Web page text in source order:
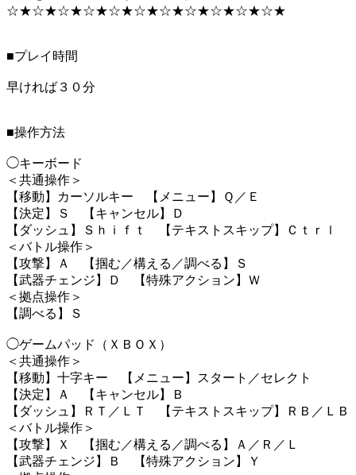
☆★☆★☆★☆★☆★☆★☆★☆★☆★☆★☆★
■プレイ時間
早ければ３０分
■操作方法
◯キーボード
＜共通操作＞
【移動】カーソルキー 【メニュー】Ｑ／Ｅ
【決定】Ｓ 【キャンセル】Ｄ
【ダッシュ】Ｓｈｉｆｔ 【テキストスキップ】Ｃｔｒｌ
＜バトル操作＞
【攻撃】Ａ 【掴む／構える／調べる】Ｓ
【武器チェンジ】Ｄ 【特殊アクション】Ｗ
＜拠点操作＞
【調べる】Ｓ
◯ゲームパッド（ＸＢＯＸ）
＜共通操作＞
【移動】十字キー 【メニュー】スタート／セレクト
【決定】Ａ 【キャンセル】Ｂ
【ダッシュ】ＲＴ／ＬＴ 【テキストスキップ】ＲＢ／ＬＢ
＜バトル操作＞
【攻撃】Ｘ 【掴む／構える／調べる】Ａ／Ｒ／Ｌ
【武器チェンジ】Ｂ 【特殊アクション】Ｙ